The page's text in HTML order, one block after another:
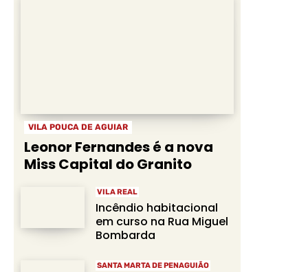
VILA POUCA DE AGUIAR
Leonor Fernandes é a nova
Miss Capital do Granito
VILA REAL
Incêndio habitacional
em curso na Rua Miguel
Bombarda
SANTA MARTA DE PENAGUIÃO